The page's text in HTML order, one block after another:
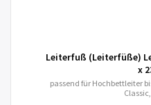
Leiterfuß (Leiterfüße)
x
passend für Hochbettleiter